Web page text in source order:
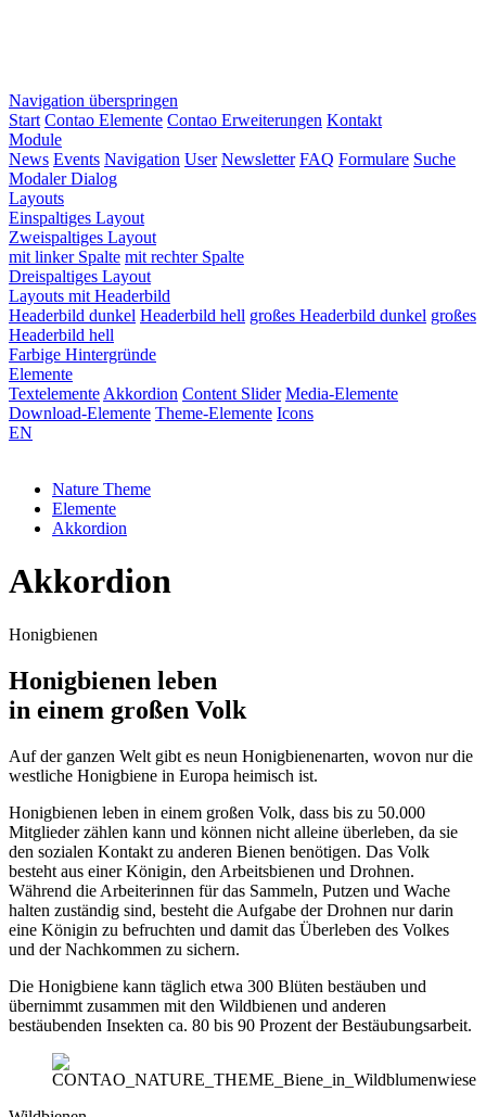
Navigation überspringen
Start Contao Elemente Contao Erweiterungen Kontakt
Module
News Events Navigation User Newsletter FAQ Formulare Suche
Modaler Dialog
Layouts
Einspaltiges Layout
Zweispaltiges Layout
mit linker Spalte mit rechter Spalte
Dreispaltiges Layout
Layouts mit Headerbild
Headerbild dunkel Headerbild hell großes Headerbild dunkel großes
Headerbild hell
Farbige Hintergründe
Elemente
Textelemente Akkordion Content Slider Media-Elemente
Download-Elemente Theme-Elemente Icons
EN
Nature Theme
Elemente
Akkordion
Akkordion
Honigbienen
Honigbienen leben
in einem großen Volk
Auf der ganzen Welt gibt es neun Honigbienenarten, wovon nur die
westliche Honigbiene in Europa heimisch ist.
Honigbienen leben in einem großen Volk, dass bis zu 50.000
Mitglieder zählen kann und können nicht alleine überleben, da sie
den sozialen Kontakt zu anderen Bienen benötigen. Das Volk
besteht aus einer Königin, den Arbeitsbienen und Drohnen.
Während die Arbeiterinnen für das Sammeln, Putzen und Wache
halten zuständig sind, besteht die Aufgabe der Drohnen nur darin
eine Königin zu befruchten und damit das Überleben des Volkes
und der Nachkommen zu sichern.
Die Honigbiene kann täglich etwa 300 Blüten bestäuben und
übernimmt zusammen mit den Wildbienen und anderen
bestäubenden Insekten ca. 80 bis 90 Prozent der Bestäubungsarbeit.